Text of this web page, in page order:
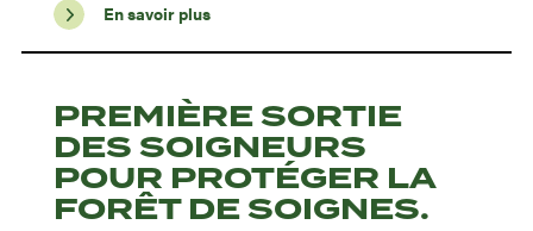
En savoir plus
PREMIÈRE SORTIE
DES SOIGNEURS
POUR PROTÉGER LA
FORÊT DE SOIGNES.